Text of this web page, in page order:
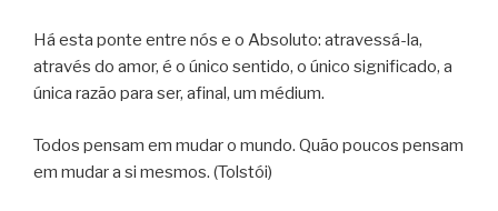
Há esta ponte entre nós e o Absoluto: atravessá-la,
através do amor, é o único sentido, o único significado, a
única razão para ser, afinal, um médium.
Todos pensam em mudar o mundo. Quão poucos pensam
em mudar a si mesmos. (Tolstói)